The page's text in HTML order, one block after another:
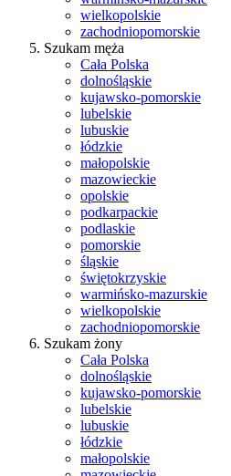
wielkopolskie
zachodniopomorskie
Szukam męża
Cała Polska
dolnośląskie
kujawsko-pomorskie
lubelskie
lubuskie
łódzkie
małopolskie
mazowieckie
opolskie
podkarpackie
podlaskie
pomorskie
śląskie
świętokrzyskie
warmińsko-mazurskie
wielkopolskie
zachodniopomorskie
Szukam żony
Cała Polska
dolnośląskie
kujawsko-pomorskie
lubelskie
lubuskie
łódzkie
małopolskie